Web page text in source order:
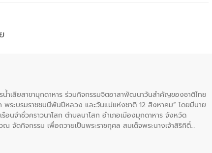
ำเสียสาขามุกดาหาร ร่วมกิจกรรมจิตอาสาพัฒนาวันสําคัญของชาติไทย
พระบรมราชชนนีพันปีหลวง และวันแม่แห่งชาติ 12 สิงหาคม” โดยมีนาย
นจําชั่วคราวนาโสก ตําบลนาโสก อําเภอเมืองมุกดาหาร จังหวัด
ณ จัดกิจกรรม เพื่อถวายเป็นพระราชกุศล สมเด็จพระนางเจ้าสิริกิติ์
ำความดีด้วยหัวใจ